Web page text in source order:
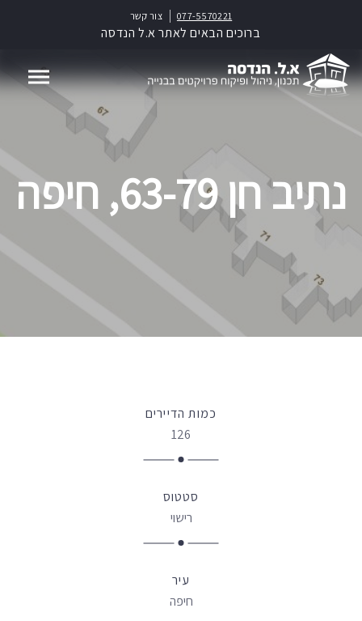
צור קשר 077-5570221
ברוכים הבאים לאתר א.ל הנדסה
נתיב חן 63-79, חיפה
כמות הדיירים
126
סטטוס
רישוי
עיר
חיפה